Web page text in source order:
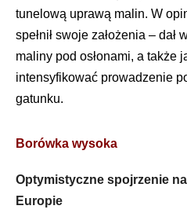
tunelową uprawą malin. W
spełnił swoje założenia –
maliny pod osłonami, a także
intensyfikować prowadzenie
gatunku.
Borówka wysoka
Optymistyczne spojrzenie
Europie